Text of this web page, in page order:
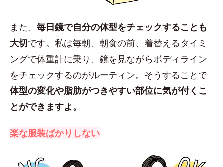
また、 毎日鏡で自分の体型をチェックすることも
大切です。私は毎朝、朝食の前、着替えるタイミ
ングで体重計に乗り、鏡を見ながらボディライン
をチェックするのがルーティン。そうすることで
体型の変化や脂肪がつきやすい部位に気が付くこ
とができますよ。
楽な服装ばかりしない